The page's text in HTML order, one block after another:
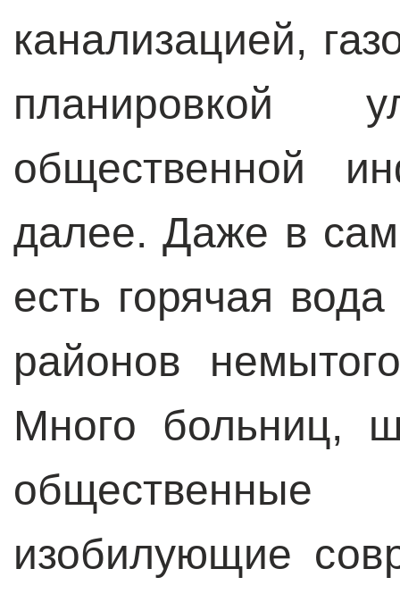
канализацией,
планировкой
общественной
далее. Даже в
есть горячая
районов
Много больниц,
изобилующие